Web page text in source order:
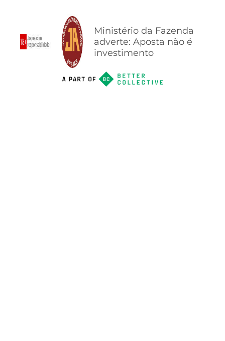
Ministério da Fazenda
adverte: Aposta não é
investimento